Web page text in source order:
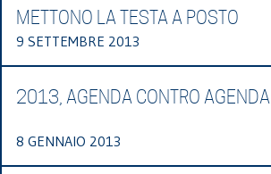
METTONO LA TESTA A POSTO
9 SETTEMBRE 2013
2013, AGENDA CONTRO AGENDA
8 GENNAIO 2013